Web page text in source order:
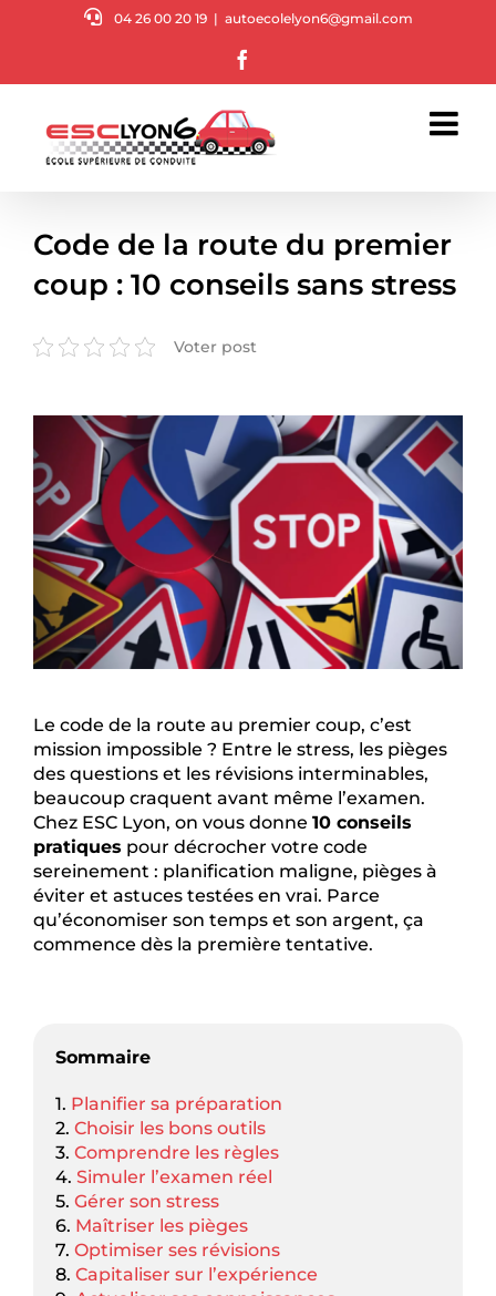
04 26 00 20 19 | autoecolelyon6@gmail.com
Code de la route du premier
coup : 10 conseils sans stress
Voter post
Le code de la route au premier coup, c’est
mission impossible ? Entre le stress, les pièges
des questions et les révisions interminables,
beaucoup craquent avant même l’examen.
Chez ESC Lyon, on vous donne 10 conseils
pratiques pour décrocher votre code
sereinement : planification maligne, pièges à
éviter et astuces testées en vrai. Parce
qu’économiser son temps et son argent, ça
commence dès la première tentative.
Sommaire
1. Planifier sa préparation
2. Choisir les bons outils
3. Comprendre les règles
4. Simuler l’examen réel
5. Gérer son stress
6. Maîtriser les pièges
7. Optimiser ses révisions
8. Capitaliser sur l’expérience